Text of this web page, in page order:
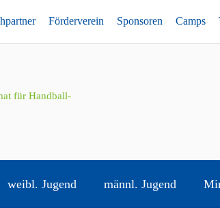
Förderverein Sponsoren Camps
weibl. Jugend männl. Jugend